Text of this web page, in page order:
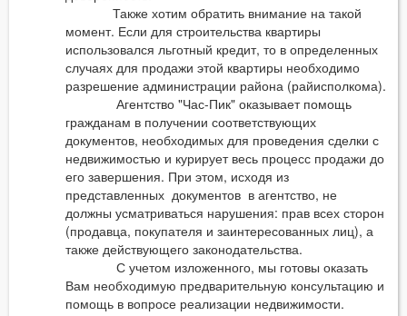
Также хотим обратить внимание на такой
момент. Если для строительства квартиры
использовался льготный кредит, то в определенных
случаях для продажи этой квартиры необходимо
разрешение администрации района (райисполкома).
Агентство "Час-Пик" оказывает помощь
гражданам в получении соответствующих
документов, необходимых для проведения сделки с
недвижимостью и курирует весь процесс продажи до
его завершения. При этом, исходя из
представленных документов в агентство, не
должны усматриваться нарушения: прав всех сторон
(продавца, покупателя и заинтересованных лиц), а
также действующего законодательства.
С учетом изложенного, мы готовы оказать
Вам необходимую предварительную консультацию и
помощь в вопросе реализации недвижимости.